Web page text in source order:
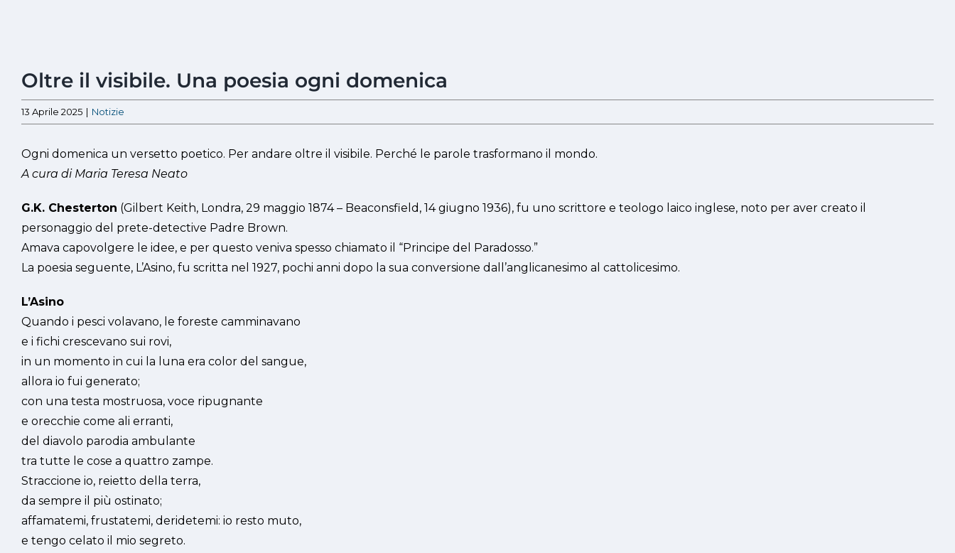
immagine
Oltre il visibile. Una poesia ogni domenica
13 Aprile 2025 | Notizie
Ogni domenica un versetto poetico. Per andare oltre il visibile. Perché le parole trasformano il mondo.
A cura di Maria Teresa Neato
G.K. Chesterton (Gilbert Keith, Londra, 29 maggio 1874 – Beaconsfield, 14 giugno 1936), fu uno scrittore e teologo laico inglese, noto per aver creato il
personaggio del prete-detective Padre Brown.
Amava capovolgere le idee, e per questo veniva spesso chiamato il “Principe del Paradosso.”
La poesia seguente, L’Asino, fu scritta nel 1927, pochi anni dopo la sua conversione dall’anglicanesimo al cattolicesimo.
L’Asino
Quando i pesci volavano, le foreste camminavano
e i fichi crescevano sui rovi,
in un momento in cui la luna era color del sangue,
allora io fui generato;
con una testa mostruosa, voce ripugnante
e orecchie come ali erranti,
del diavolo parodia ambulante
tra tutte le cose a quattro zampe.
Straccione io, reietto della terra,
da sempre il più ostinato;
affamatemi, frustatemi, deridetemi: io resto muto,
e tengo celato il mio segreto.